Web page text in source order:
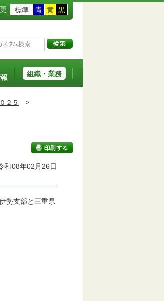
標準 青 黄 黒
組織・業務
２５
>
印刷する
和08年02月26日
勢支部と三重県